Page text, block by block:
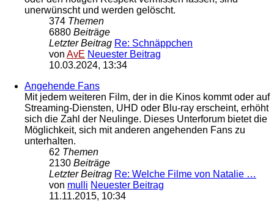
unerwünscht und werden gelöscht.
374 Themen
6880 Beiträge
Letzter Beitrag Re: Schnäppchen
von AvE Neuester Beitrag
10.03.2024, 13:34
Angehende Fans
Mit jedem weiteren Film, der in die Kinos kommt oder auf
Streaming-Diensten, UHD oder Blu-ray erscheint, erhöht
sich die Zahl der Neulinge. Dieses Unterforum bietet die
Möglichkeit, sich mit anderen angehenden Fans zu
unterhalten.
62 Themen
2130 Beiträge
Letzter Beitrag Re: Welche Filme von Natalie …
von mulli Neuester Beitrag
11.11.2015, 10:34